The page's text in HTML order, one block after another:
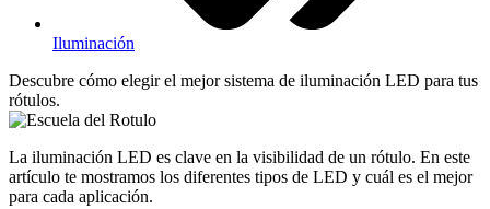
Iluminación
Descubre cómo elegir el mejor sistema de iluminación LED para tus
rótulos.
La iluminación LED es clave en la visibilidad de un rótulo. En este
artículo te mostramos los diferentes tipos de LED y cuál es el mejor
para cada aplicación.